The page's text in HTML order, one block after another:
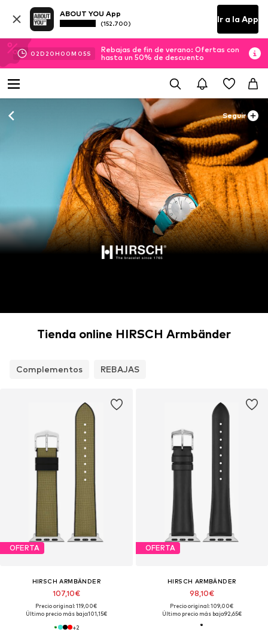
ABOUT YOU App
(152.700) Ir a la App
02D 20H 00M 05S
Rebajas de fin de verano: Ofertas con
hasta un 50% de descuento
Seguir
Tienda online HIRSCH Armbänder
Complementos REBAJAS
OFERTA
HIRSCH ARMBÄNDER
107,10€
Precio original: 119,00€
Último precio más bajo:101,15€
+2
OFERTA
HIRSCH ARMBÄNDER
98,10€
Precio original: 109,00€
Último precio más bajo:92,65€